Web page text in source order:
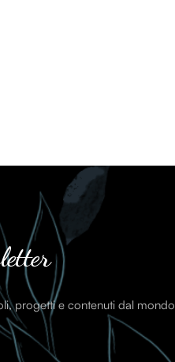
progetti e contenuti dal mondo